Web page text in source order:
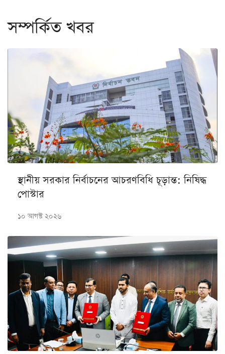
সম্পর্কিত খবর
স্থানীয় সরকার নির্বাচনের আচরণবিধি চূড়ান্ত: নিষিদ্ধ
পোস্টার
১০ আগস্ট ২০২৬